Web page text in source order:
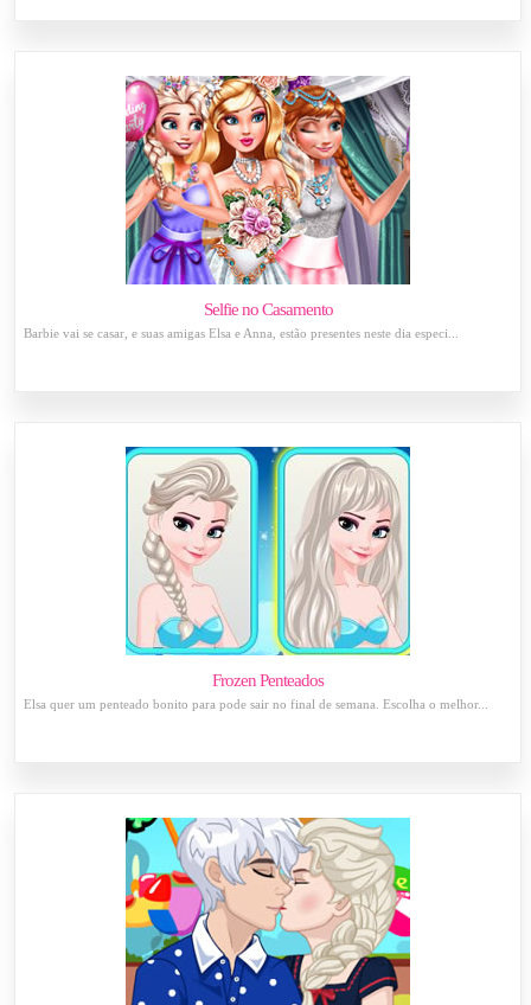
Selfie no Casamento
Barbie vai se casar, e suas amigas Elsa e Anna, estão presentes neste dia especi...
Frozen Penteados
Elsa quer um penteado bonito para pode sair no final de semana. Escolha o melhor...